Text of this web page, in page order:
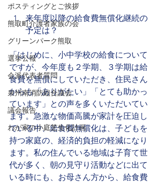
ポスティングとご挨拶
熊取町介護者家族の会
グリーンパーク熊取
選挙公報
会派代表者質問
泉州南消防組合議会
議会報告
わが家の小庭芝生化計画
来年度以降の給食費無償化継続の
予定は？
「はじめに、小中学校の給食について
ですが、今年度も２学期、３学期は給
食費を無償にしていただき、住民さん
からも「ありがたい」「とても助かっ
ています」との声を多くいただいてい
ます。急激な物価高騰が家計を圧迫し
ている中、給食費無償化は、子どもを
持つ家庭の、経済的負担の軽減になり
ます。私の住んでいる地域は子育て世
代が多く、朝の見守り活動などに出て
いる時にも、お母さん方から、給食費